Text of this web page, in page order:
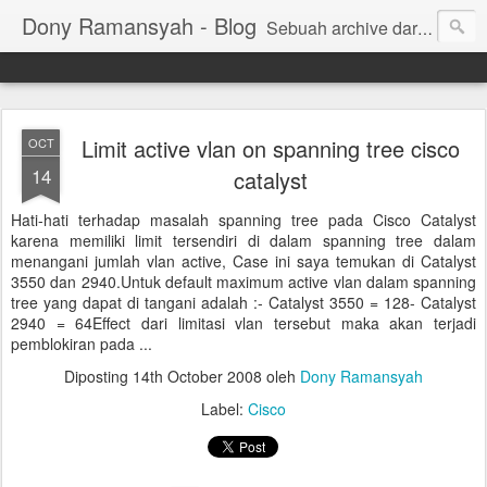
Dony Ramansyah - Blog Sebuah archive dari kehidupan - log dari perjalanan dan tujuan | Fell Free ... ( archive of live, log of journey and target | Fell Free ...)
OCT
14
Limit active vlan on spanning tree cisco
catalyst
Hati-hati terhadap masalah spanning tree pada Cisco Catalyst
karena memiliki limit tersendiri di dalam spanning tree dalam
menangani jumlah vlan active, Case ini saya temukan di Catalyst
3550 dan 2940.Untuk default maximum active vlan dalam spanning
tree yang dapat di tangani adalah :- Catalyst 3550 = 128- Catalyst
2940 = 64Effect dari limitasi vlan tersebut maka akan terjadi
pemblokiran pada ...
Diposting 14th October 2008 oleh Dony Ramansyah
Label: Cisco